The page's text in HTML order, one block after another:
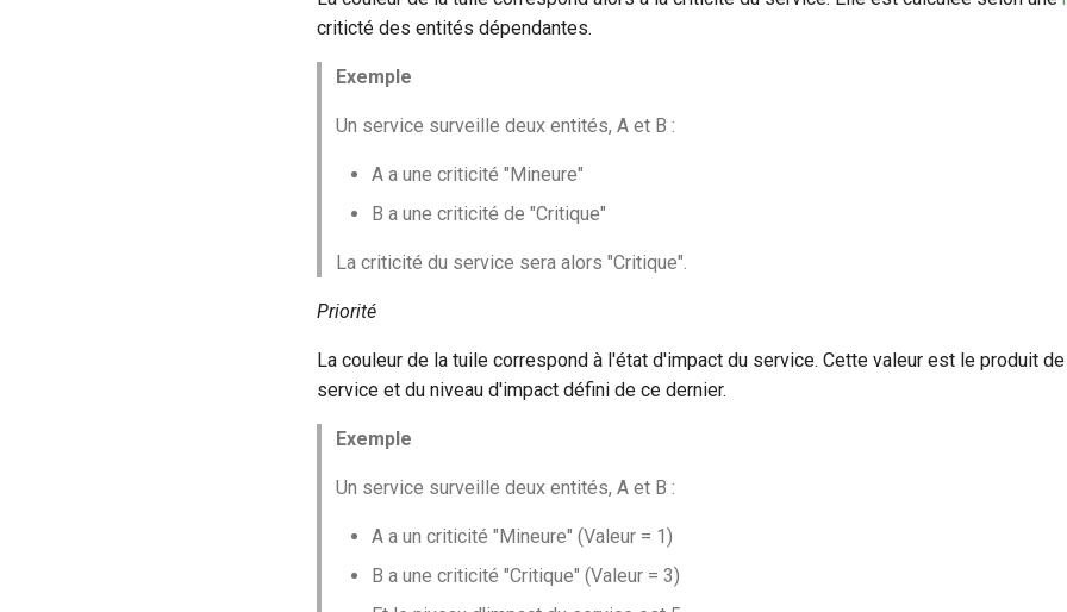
criticté des entités dépendantes.
Exemple
Un service surveille deux entités, A et B :
A a une criticité "Mineure"
B a une criticité de "Critique"
La criticité du service sera alors "Critique".
Priorité
La couleur de la tuile correspond à l'état d'impact du service. Cette valeur est le produit
service et du niveau d'impact défini de ce dernier.
Exemple
Un service surveille deux entités, A et B :
A a un criticité "Mineure" (Valeur = 1)
B a une criticité "Critique" (Valeur = 3)